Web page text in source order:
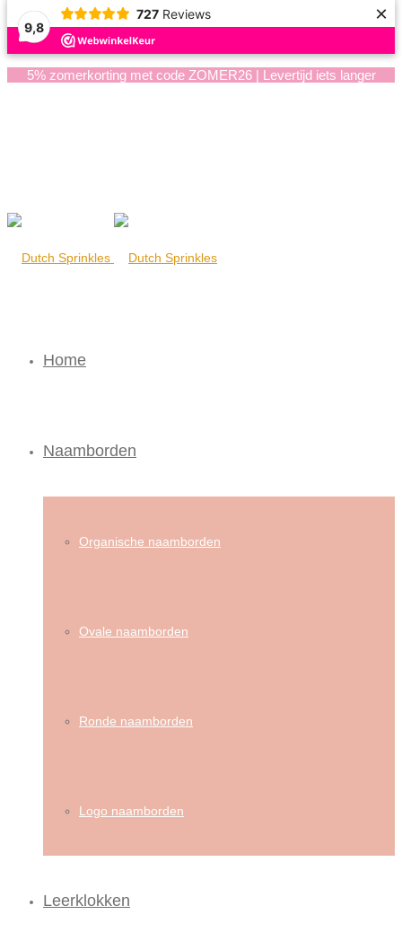
9,8
727 Reviews ×
5% zomerkorting met code ZOMER26 | Levertijd iets langer
Home
Naamborden
Organische naamborden
Ovale naamborden
Ronde naamborden
Logo naamborden
Leerklokken